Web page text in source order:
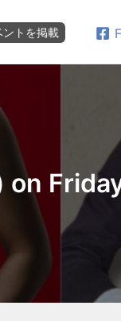
ントを掲載
on